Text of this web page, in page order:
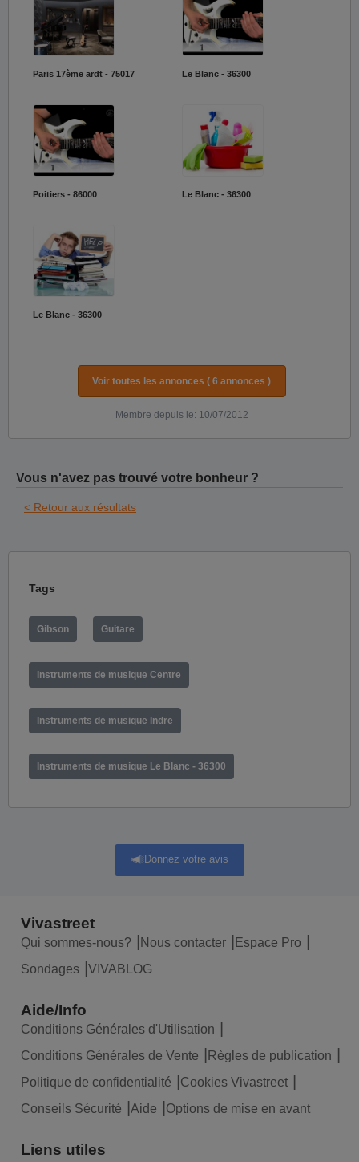
Paris 17ème ardt - 75017 Le Blanc - 36300
Poitiers - 86000 Le Blanc - 36300
Le Blanc - 36300
Voir toutes les annonces ( 6 annonces )
Membre depuis le: 10/07/2012
Vous n'avez pas trouvé votre bonheur ?
< Retour aux résultats
Tags
Gibson Guitare
Instruments de musique Centre
Instruments de musique Indre
Instruments de musique Le Blanc - 36300
Donnez votre avis
Vivastreet
Qui sommes-nous? Nous contacter
Espace Pro
Sondages
VIVABLOG
Aide/Info
Conditions Générales d'Utilisation
Conditions Générales de Vente
Règles de publication
Politique de confidentialité
Cookies Vivastreet
Conseils Sécurité
Aide Options de mise en avant
Liens utiles